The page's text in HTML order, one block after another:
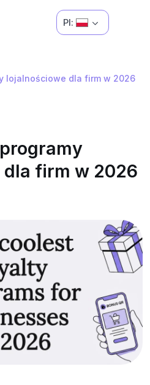
Pl:
lojalnościowe dla firm w 2026
firm w 2026